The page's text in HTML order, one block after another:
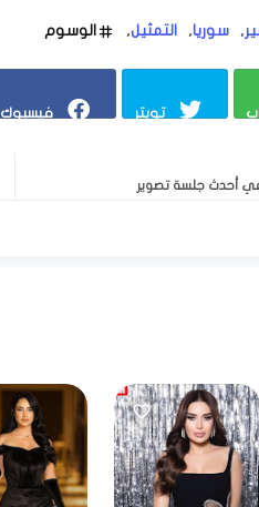
الوسوم التمثيل سوريا
فيسبوك تويتر
في أحدث جلسة تصوير